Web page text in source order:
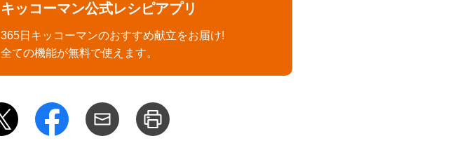
キッコーマン公式レシピアプリ
365日キッコーマンのおすすめ献立をお届け!
全ての機能が無料で使えます。